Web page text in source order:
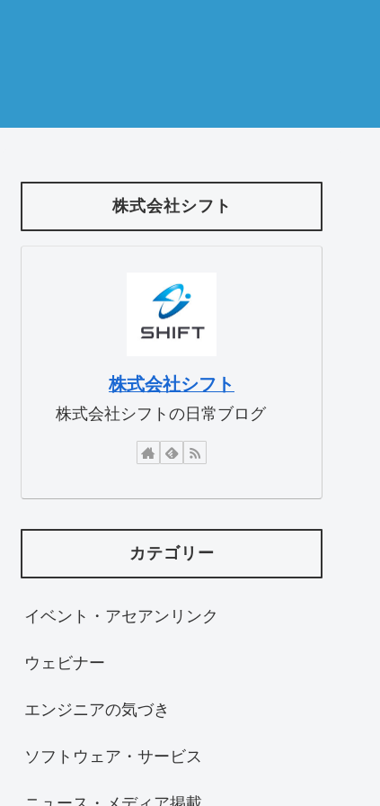
株式会社シフト
株式会社シフト
株式会社シフトの日常ブログ
カテゴリー
イベント・アセアンリンク
ウェビナー
エンジニアの気づき
ソフトウェア・サービス